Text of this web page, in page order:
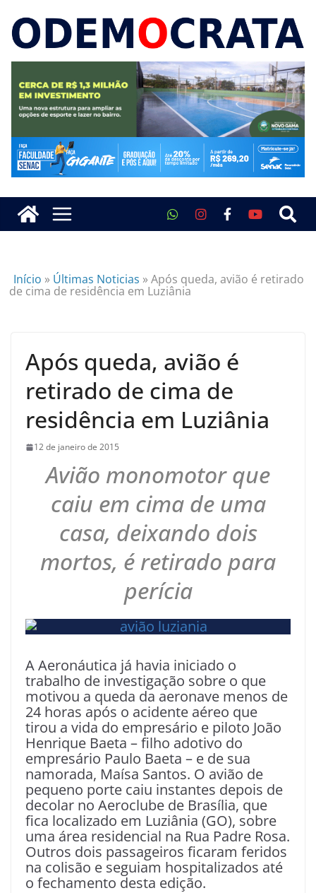
Início » Últimas Noticias »Após queda, avião é retirado
de cima de residência em Luziânia
Após queda, avião é
retirado de cima de
residência em Luziânia
12 de janeiro de 2015
Avião monomotor que
caiu em cima de uma
casa, deixando dois
mortos, é retirado para
perícia
A Aeronáutica já havia iniciado o
trabalho de investigação sobre o que
motivou a queda da aeronave menos de
24 horas após o acidente aéreo que
tirou a vida do empresário e piloto João
Henrique Baeta – filho adotivo do
empresário Paulo Baeta – e de sua
namorada, Maísa Santos. O avião de
pequeno porte caiu instantes depois de
decolar no Aeroclube de Brasília, que
fica localizado em Luziânia (GO), sobre
uma área residencial na Rua Padre Rosa.
Outros dois passageiros ficaram feridos
na colisão e seguiam hospitalizados até
o fechamento desta edição.